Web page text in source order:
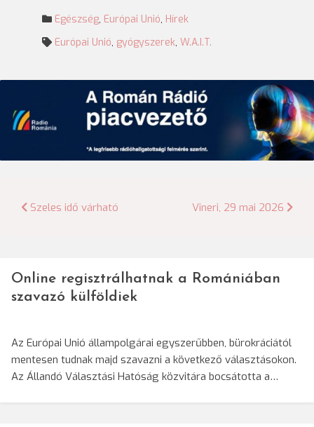
Egészség, Európai Unió, Hírek
Európai Unió, gyógyszerek, W.A.I.T.
Bejegyzés
Szeles idő várható Vineri, 29 mai 2026
Online regisztrálhatnak a Romániában
szavazó külföldiek
Az Európai Unió állampolgárai egyszerűbben, bürokráciától
mentesen tudnak majd szavazni a következő választásokon.
Az Állandó Választási Hatóság közvitára bocsátotta a…